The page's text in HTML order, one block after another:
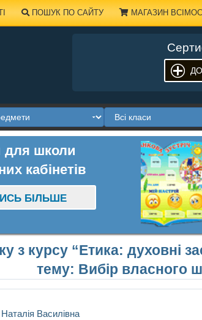
ПОШУК ПО САЙТУ МАГАЗИН
для школи
кабінетів
БІЛЬШЕ
з курсу “Етика: духовні
тему: Вибір власного
Василівна